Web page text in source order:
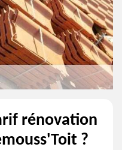
rénovation
?